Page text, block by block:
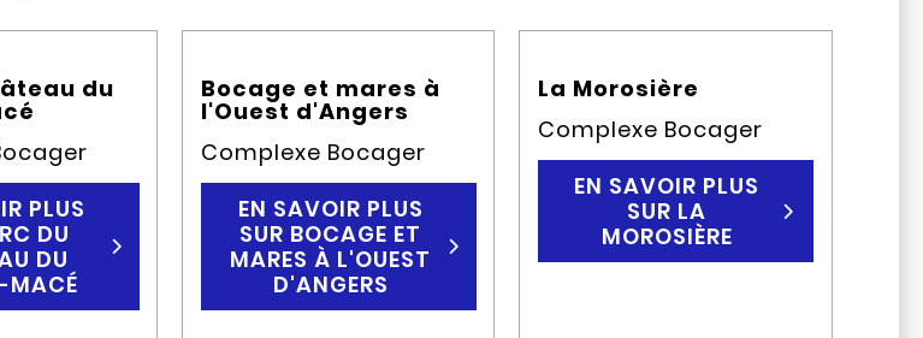
du
PLUS
DU
DU
MACÉ
Bocage et mares à
l'Ouest d'Angers
Complexe Bocager
EN SAVOIR PLUS
SUR BOCAGE ET
MARES À L'OUEST
D'ANGERS
La Morosière
Complexe Bocager
EN SAVOIR PLUS
SUR LA
MOROSIÈRE